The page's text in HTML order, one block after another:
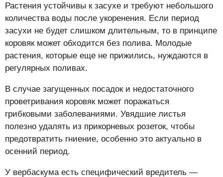
Растения устойчивы к засухе и требуют небольшого
количества воды после укоренения. Если период
засухи не будет слишком длительным, то в принципе
коровяк может обходится без полива. Молодые
растения, которые еще не прижились, нуждаются в
регулярных поливах.
В случае загущенных посадок и недостаточного
проветривания коровяк может поражаться
грибковыми заболеваниями. Увядшие листья
полезно удалять из прикорневых розеток, чтобы
предотвратить гниение, особенно это актуально в
осенний период.
У вербаскума есть специфический вредитель —